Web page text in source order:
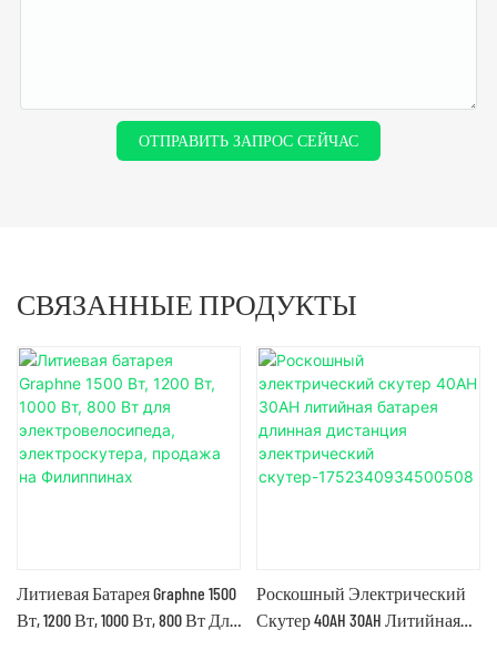
ОТПРАВИТЬ ЗАПРОС СЕЙЧАС
СВЯЗАННЫЕ ПРОДУКТЫ
Литиевая Батарея Graphne 1500
Вт, 1200 Вт, 1000 Вт, 800 Вт Для
Роскошный Электрический
Скутер 40AH 30AH Литийная